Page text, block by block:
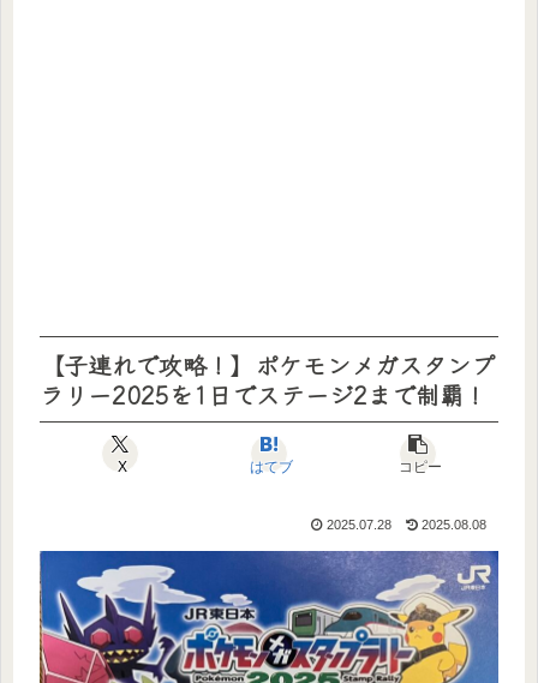
【子連れで攻略！】ポケモンメガスタンプ
ラリー2025を1日でステージ2まで制覇！
X はてブ コピー
2025.07.28 2025.08.08